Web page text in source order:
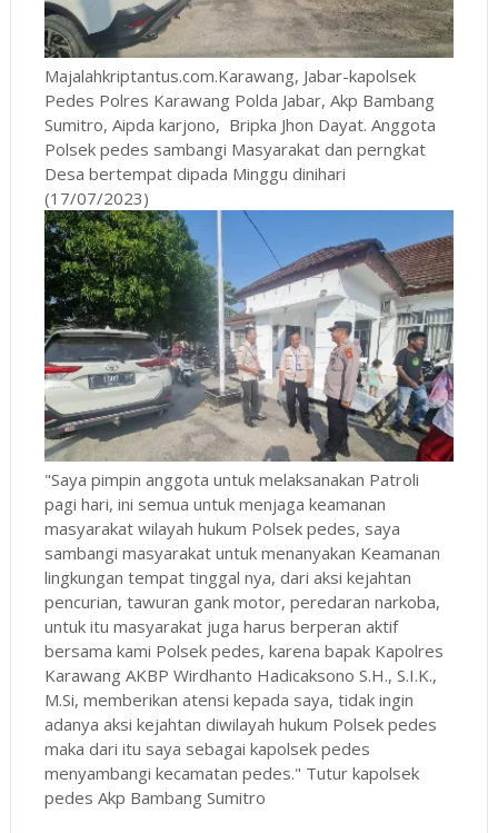
Majalahkriptantus.com.Karawang, Jabar-kapolsek
Pedes Polres Karawang Polda Jabar, Akp Bambang
Sumitro, Aipda karjono, Bripka Jhon Dayat. Anggota
Polsek pedes sambangi Masyarakat dan perngkat
Desa bertempat dipada Minggu dinihari
(17/07/2023)
"Saya pimpin anggota untuk melaksanakan Patroli
pagi hari, ini semua untuk menjaga keamanan
masyarakat wilayah hukum Polsek pedes, saya
sambangi masyarakat untuk menanyakan Keamanan
lingkungan tempat tinggal nya, dari aksi kejahtan
pencurian, tawuran gank motor, peredaran narkoba,
untuk itu masyarakat juga harus berperan aktif
bersama kami Polsek pedes, karena bapak Kapolres
Karawang AKBP Wirdhanto Hadicaksono S.H., S.I.K.,
M.Si, memberikan atensi kepada saya, tidak ingin
adanya aksi kejahtan diwilayah hukum Polsek pedes
maka dari itu saya sebagai kapolsek pedes
menyambangi kecamatan pedes." Tutur kapolsek
pedes Akp Bambang Sumitro